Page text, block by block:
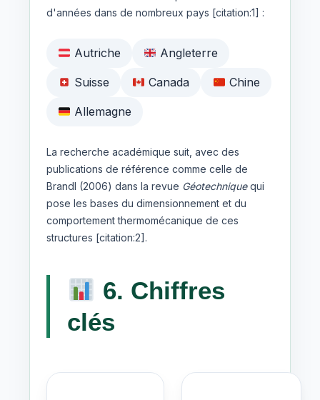
d'années dans de nombreux pays [citation:1] :
Autriche Angleterre
Suisse Canada Chine
Allemagne
La recherche académique suit, avec des
publications de référence comme celle de
Brandl (2006) dans la revue Géotechniquequi
pose les bases du dimensionnement et du
comportement thermomécanique de ces
structures [citation:2].
6. Chiffres
clés